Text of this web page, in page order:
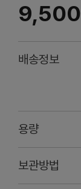
9,500
배송정보
용량
보관방법